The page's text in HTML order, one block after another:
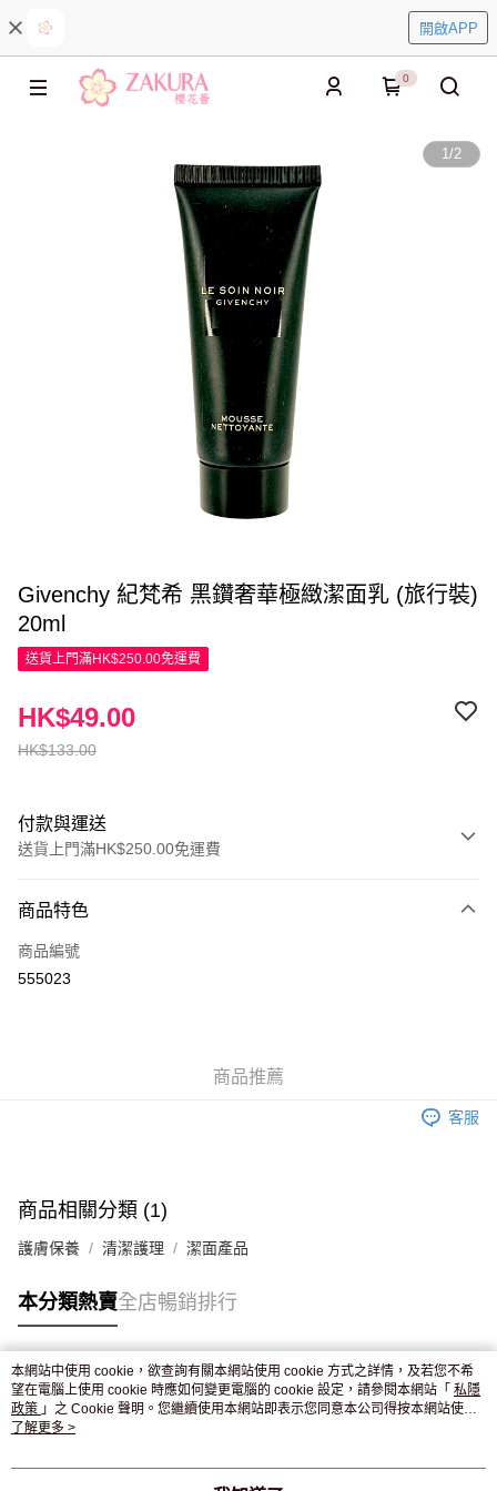
開啟APP
0
1/2
Givenchy 紀梵希 黑鑽奢華極緻潔面乳 (旅行裝)
20ml
送貨上門滿HK$250.00免運費
HK$133.00
HK$49.00
付款與運送
送貨上門滿HK$250.00免運費
信用卡
Apple Pay
付款後門市自取，訂單確認後2-4個工作天到店，7天內取。逾期後
商品特色
商品編號
555023
商品推薦
客服
商品相關分類 (1)
護膚保養 清潔護理 潔面產品
本分類熱賣全店暢銷排行
熱門標籤
熱銷排行
本網站中使用 cookie，欲查詢有關本網站使用 cookie 方式之詳情，及若您不希
望在電腦上使用 cookie 時應如何變更電腦的 cookie 設定，請參閱本網站「 私隱
政策 」之 Cookie 聲明。您繼續使用本網站即表示您同意本公司得按本網站使用
條款之 Cookie 聲明使用 cookie。
了解更多 >